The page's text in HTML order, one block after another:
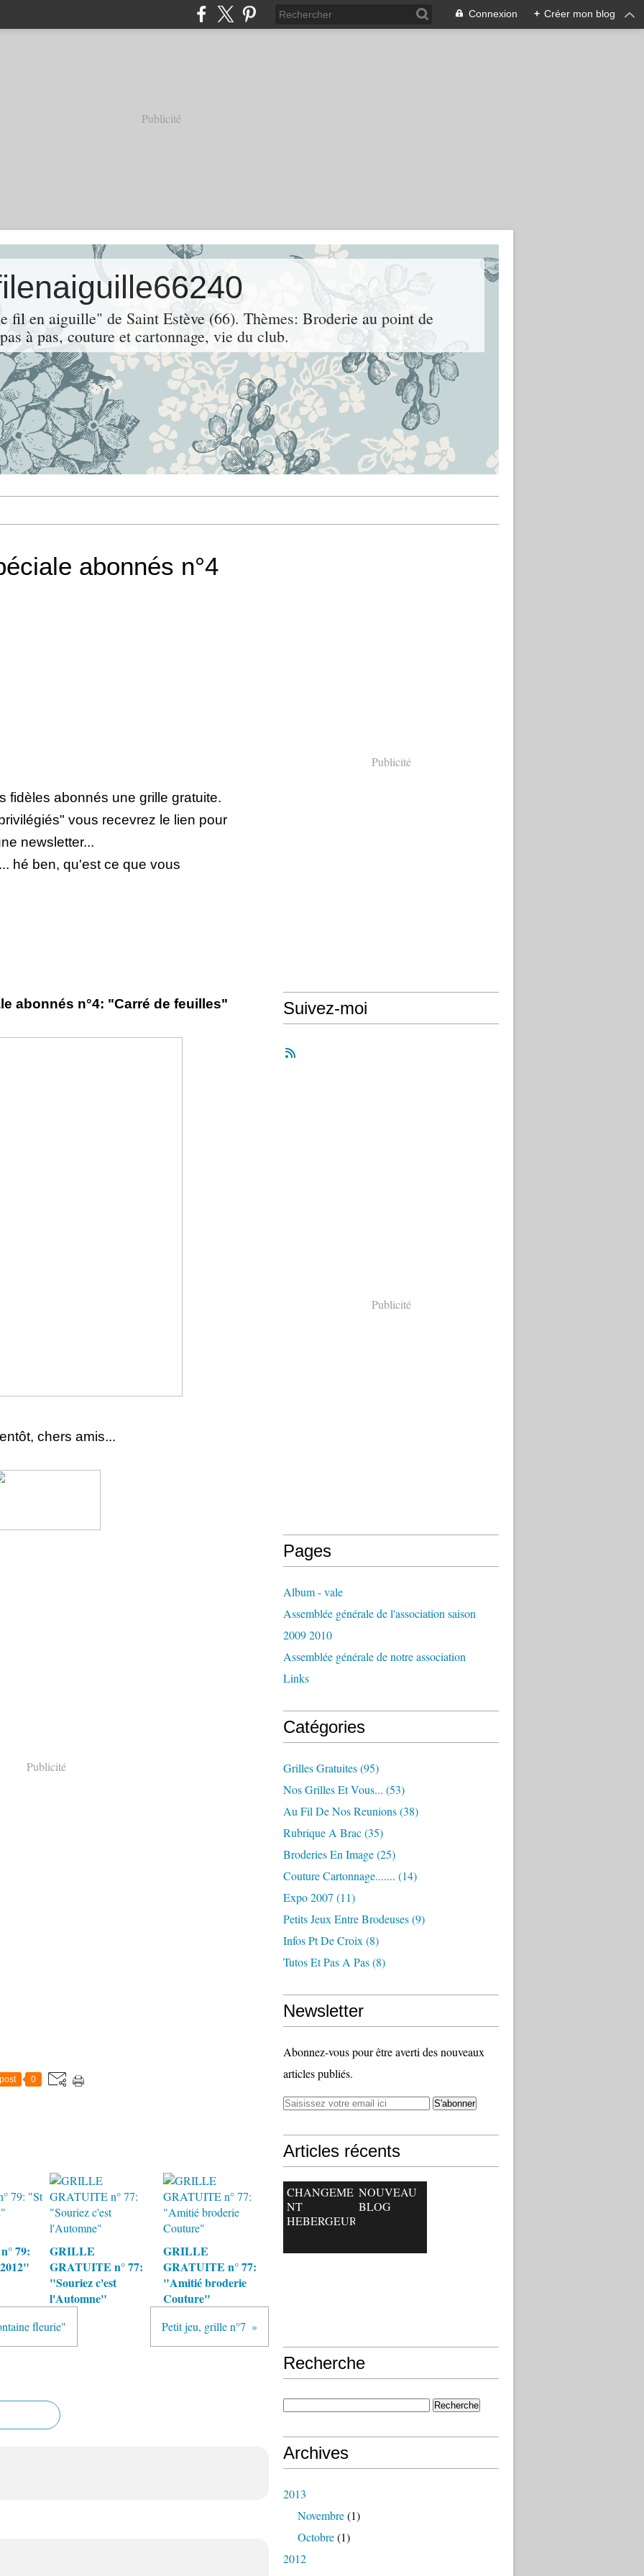
Connexion + Créer mon blog
Publicité
fil en aiguille" de Saint Estève (66). Thèmes: Broderie au point de
à pas, couture et cartonnage, vie du club.
abonnés n°4
fidèles abonnés une grille gratuite.
vous recevrez le lien pour
newsletter...
hé ben, qu'est ce que vous
abonnés n°4: "Carré de feuilles"
chers amis...
Publicité
0
79:
GRILLE
GRATUITE n° 77:
"Souriez c'est
l'Automne"
GRILLE
GRATUITE n° 77:
"Amitié broderie
Couture"
fleurie" Petit jeu, grille n°7
Publicité
Suivez-moi
Publicité
Pages
Album - vale
Assemblée générale de l'association saison
2009 2010
Assemblée générale de notre association
Links
Catégories
Grilles Gratuites(95)
Nos Grilles Et Vous... (53)
Au Fil De Nos Reunions(38)
Rubrique A Brac(35)
Broderies En Image(25)
Couture Cartonnage....... (14)
Expo 2007 (11)
Petits Jeux Entre Brodeuses(9)
Infos Pt De Croix (8)
Tutos Et Pas A Pas(8)
Newsletter
Abonnez-vous pour être averti des nouveaux
articles publiés.
Articles récents
CHANGEME
NT
HEBERGEUR
NOUVEAU
BLOG
Recherche
Archives
2013
Novembre(1)
Octobre(1)
2012